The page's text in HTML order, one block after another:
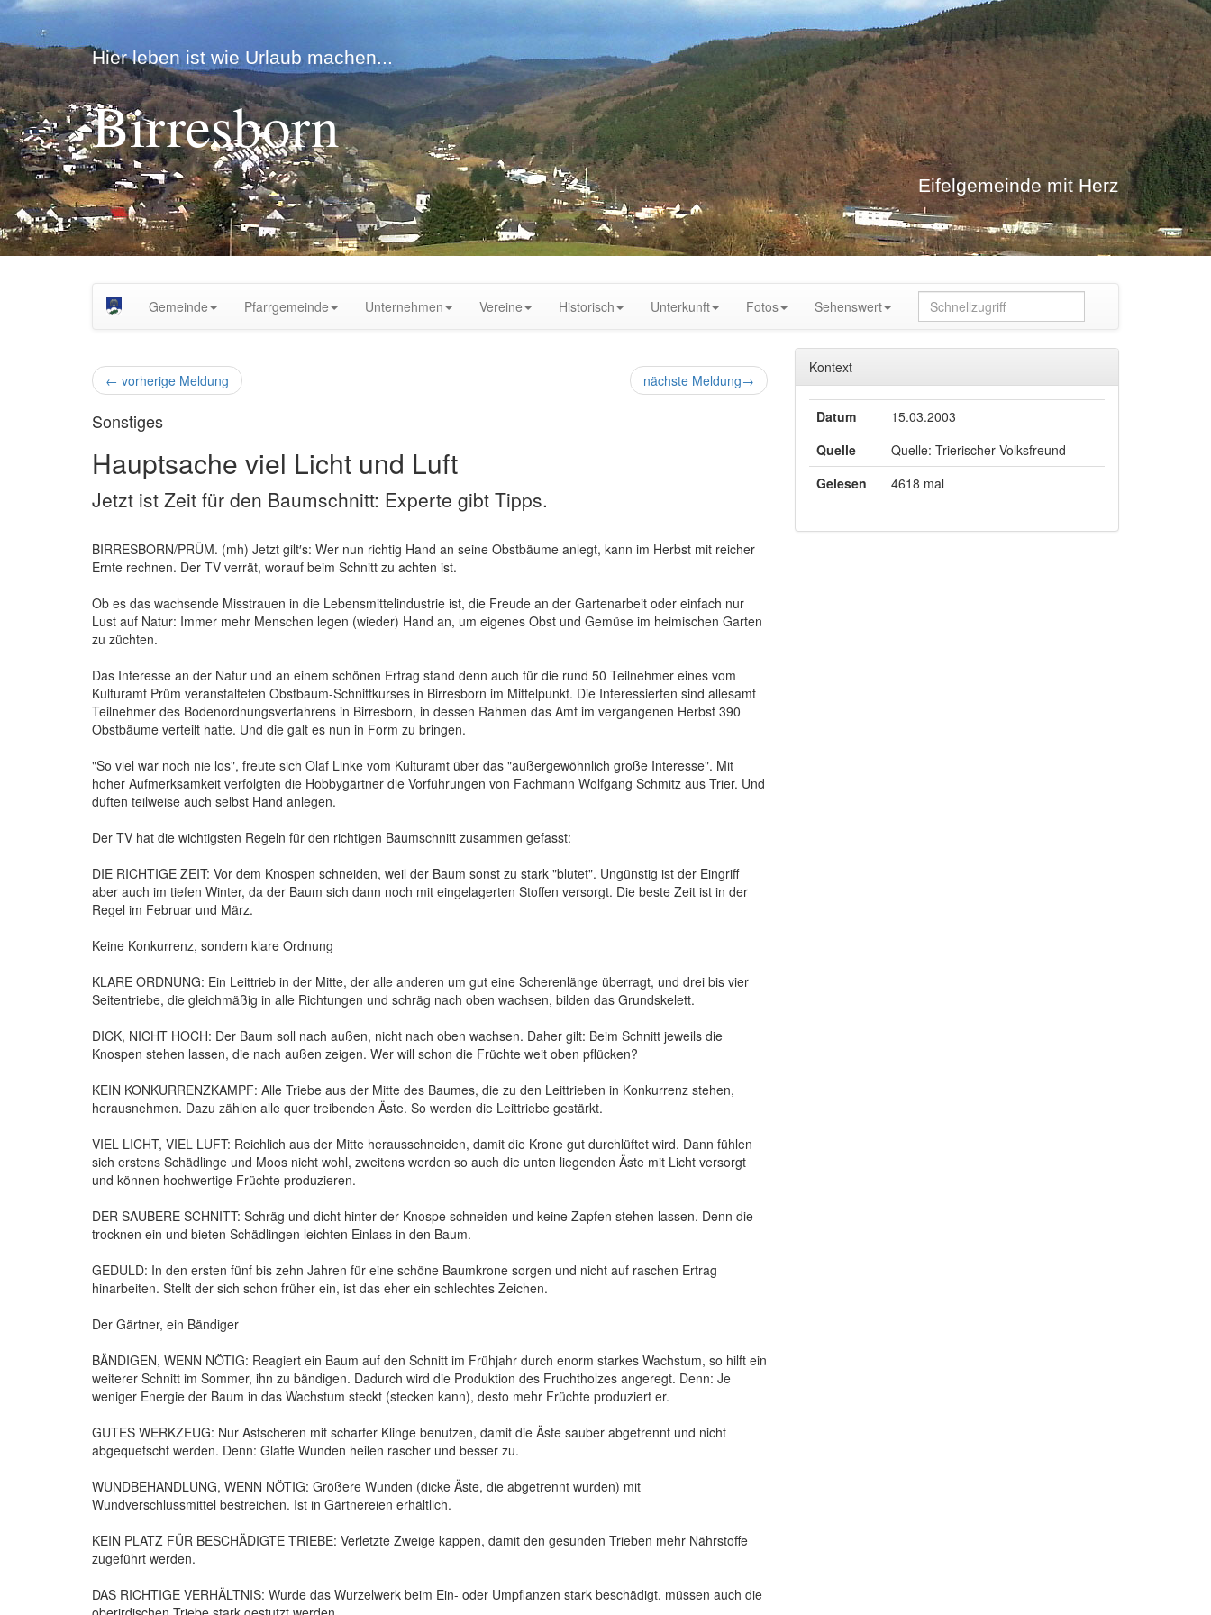
Hier leben ist wie Urlaub machen...
Birresborn
Eifelgemeinde mit Herz
Gemeinde Pfarrgemeinde Unternehmen Vereine Historisch Unterkunft Fotos Sehenswert
← vorherige Meldung nächste Meldung→
Sonstiges
Hauptsache viel Licht und Luft
Jetzt ist Zeit für den Baumschnitt: Experte gibt Tipps.
BIRRESBORN/PRÜM. (mh) Jetzt gilt′s: Wer nun richtig Hand an seine Obstbäume anlegt, kann im Herbst mit reicher
Ernte rechnen. Der TV verrät, worauf beim Schnitt zu achten ist.
Ob es das wachsende Misstrauen in die Lebensmittelindustrie ist, die Freude an der Gartenarbeit oder einfach nur
Lust auf Natur: Immer mehr Menschen legen (wieder) Hand an, um eigenes Obst und Gemüse im heimischen Garten
zu züchten.
Das Interesse an der Natur und an einem schönen Ertrag stand denn auch für die rund 50 Teilnehmer eines vom
Kulturamt Prüm veranstalteten Obstbaum-Schnittkurses in Birresborn im Mittelpunkt. Die Interessierten sind allesamt
Teilnehmer des Bodenordnungsverfahrens in Birresborn, in dessen Rahmen das Amt im vergangenen Herbst 390
Obstbäume verteilt hatte. Und die galt es nun in Form zu bringen.
"So viel war noch nie los", freute sich Olaf Linke vom Kulturamt über das "außergewöhnlich große Interesse". Mit
hoher Aufmerksamkeit verfolgten die Hobbygärtner die Vorführungen von Fachmann Wolfgang Schmitz aus Trier. Und
duften teilweise auch selbst Hand anlegen.
Der TV hat die wichtigsten Regeln für den richtigen Baumschnitt zusammen gefasst:
DIE RICHTIGE ZEIT: Vor dem Knospen schneiden, weil der Baum sonst zu stark "blutet". Ungünstig ist der Eingriff
aber auch im tiefen Winter, da der Baum sich dann noch mit eingelagerten Stoffen versorgt. Die beste Zeit ist in der
Regel im Februar und März.
Keine Konkurrenz, sondern klare Ordnung
KLARE ORDNUNG: Ein Leittrieb in der Mitte, der alle anderen um gut eine Scherenlänge überragt, und drei bis vier
Seitentriebe, die gleichmäßig in alle Richtungen und schräg nach oben wachsen, bilden das Grundskelett.
DICK, NICHT HOCH: Der Baum soll nach außen, nicht nach oben wachsen. Daher gilt: Beim Schnitt jeweils die
Knospen stehen lassen, die nach außen zeigen. Wer will schon die Früchte weit oben pflücken?
KEIN KONKURRENZKAMPF: Alle Triebe aus der Mitte des Baumes, die zu den Leittrieben in Konkurrenz stehen,
herausnehmen. Dazu zählen alle quer treibenden Äste. So werden die Leittriebe gestärkt.
VIEL LICHT, VIEL LUFT: Reichlich aus der Mitte herausschneiden, damit die Krone gut durchlüftet wird. Dann fühlen
sich erstens Schädlinge und Moos nicht wohl, zweitens werden so auch die unten liegenden Äste mit Licht versorgt
und können hochwertige Früchte produzieren.
DER SAUBERE SCHNITT: Schräg und dicht hinter der Knospe schneiden und keine Zapfen stehen lassen. Denn die
trocknen ein und bieten Schädlingen leichten Einlass in den Baum.
GEDULD: In den ersten fünf bis zehn Jahren für eine schöne Baumkrone sorgen und nicht auf raschen Ertrag
hinarbeiten. Stellt der sich schon früher ein, ist das eher ein schlechtes Zeichen.
Der Gärtner, ein Bändiger
BÄNDIGEN, WENN NÖTIG: Reagiert ein Baum auf den Schnitt im Frühjahr durch enorm starkes Wachstum, so hilft ein
weiterer Schnitt im Sommer, ihn zu bändigen. Dadurch wird die Produktion des Fruchtholzes angeregt. Denn: Je
weniger Energie der Baum in das Wachstum steckt (stecken kann), desto mehr Früchte produziert er.
GUTES WERKZEUG: Nur Astscheren mit scharfer Klinge benutzen, damit die Äste sauber abgetrennt und nicht
abgequetscht werden. Denn: Glatte Wunden heilen rascher und besser zu.
WUNDBEHANDLUNG, WENN NÖTIG: Größere Wunden (dicke Äste, die abgetrennt wurden) mit
Wundverschlussmittel bestreichen. Ist in Gärtnereien erhältlich.
KEIN PLATZ FÜR BESCHÄDIGTE TRIEBE: Verletzte Zweige kappen, damit den gesunden Trieben mehr Nährstoffe
zugeführt werden.
DAS RICHTIGE VERHÄLTNIS: Wurde das Wurzelwerk beim Ein- oder Umpflanzen stark beschädigt, müssen auch die
Kontext
Datum
15.03.2003
Quelle
Quelle: Trierischer Volksfreund
Gelesen
4618 mal